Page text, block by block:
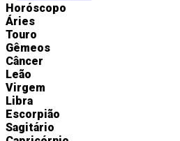
Horóscopo
Áries
Touro
Gêmeos
Câncer
Leão
Virgem
Libra
Escorpião
Sagitário